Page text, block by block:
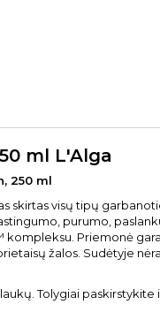
ml L'Alga
250 ml
skirtas visų tipų
purumo,
kompleksu. Priemonė
žalos. Sudėtyje
Tolygiai paskirstykite